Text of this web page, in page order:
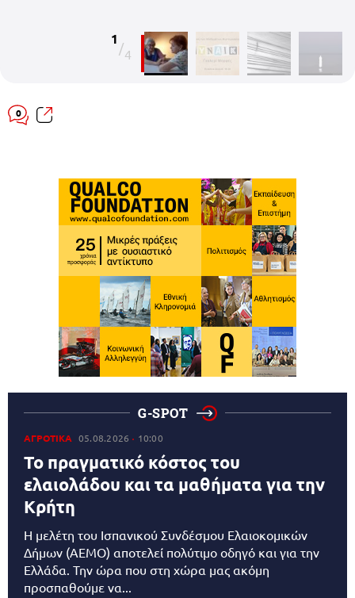
1
/4
0
G-SPOT
ΑΓΡΟΤΙΚΑ 05.08.2026 10:00
Το πραγματικό κόστος του
ελαιολάδου και τα μαθήματα για την
Κρήτη
Η μελέτη του Ισπανικού Συνδέσμου Ελαιοκομικών
Δήμων (AEMO) αποτελεί πολύτιμο οδηγό και για την
Ελλάδα. Την ώρα που στη χώρα μας ακόμη
προσπαθούμε να...